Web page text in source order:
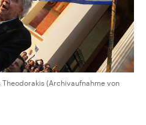
(Archivaufnahme von